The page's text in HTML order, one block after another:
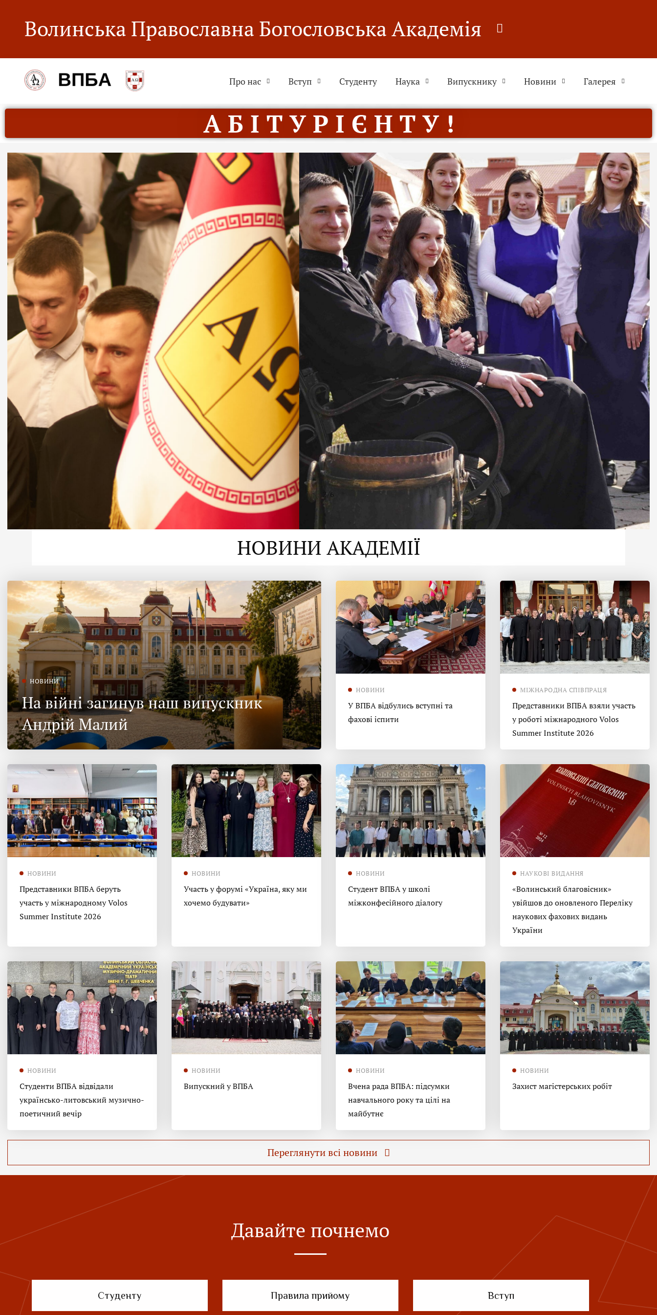
Волинська Православна Богословська Академія
Про нас Вступ Студенту Наука Випускнику Новини Галерея
А Б І Т У Р І Є Н Т У !
ДУХОВНО СИЛЬНІ!
ВПБА — спільнота, де
формується покликання
Читати більше
2/ 6
НОВИНИ АКАДЕМІЇ
НОВИНИ
На війні загинув наш випускник
Андрій Малий
НОВИНИ
У ВПБА відбулись вступні та
фахові іспити
МІЖНАРОДНА СПІВПРАЦЯ
Представники ВПБА взяли участь
у роботі міжнародного Volos
Summer Institute 2026
НОВИНИ
Представники ВПБА беруть
участь у міжнародному Volos
Summer Institute 2026
НОВИНИ
Участь у форумі «Україна, яку ми
хочемо будувати»
НОВИНИ
Студент ВПБА у школі
міжконфесійного діалогу
НАУКОВІ ВИДАННЯ
«Волинський благовісник»
увійшов до оновленого Переліку
наукових фахових видань
України
НОВИНИ
Студенти ВПБА відвідали
українсько-литовський музично-
поетичний вечір
НОВИНИ
Випускний у ВПБА
НОВИНИ
Вчена рада ВПБА: підсумки
навчального року та цілі на
майбутнє
НОВИНИ
Захист магістерських робіт
Переглянути всі новини
Давайте почнемо
Студенту Правила прийому Вступ